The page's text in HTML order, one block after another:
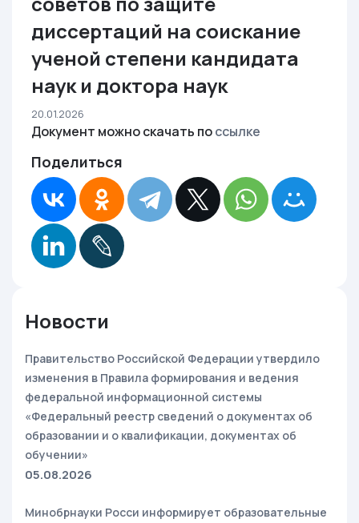
диссертаций на соискание
ученой степени кандидата
наук и доктора наук
20.01.2026
Документ можно скачать поссылке
Поделиться
Новости
Правительство Российской Федерации утвердило
изменения в Правила формирования и ведения
федеральной информационной системы
«Федеральный реестр сведений о документах об
образовании и о квалификации, документах об
обучении»
05.08.2026
Минобрнауки Росси информирует образовательные